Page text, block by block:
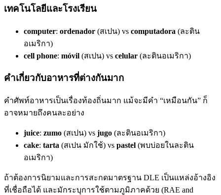
เทคโนโลยีและโรงเรียน
computer: ordenador (สเปน) vs computadora (ละติน
อเมริกา)
cell phone: móvil (สเปน) vs celular (ละตินอเมริกา)
คำเกี่ยวกับอาหารที่ต่างกันมาก
คำศัพท์อาหารเป็นเรื่องท้องถิ่นมาก แม้จะมีคำ “เหมือนกัน” ก็
อาจหมายถึงคนละอย่าง
juice: zumo (สเปน) vs jugo (ละตินอเมริกา)
cake: tarta (สเปน มักใช้) vs pastel (พบบ่อยในละติน
อเมริกา)
ถ้าต้องการนิยามและการสะกดมาตรฐาน DLE เป็นแหล่งอ้างอิง
ที่เชื่อถือได้ และมักระบุการใช้ตามภูมิภาคด้วย (RAE and